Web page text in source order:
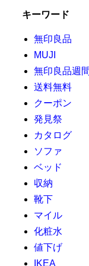
キーワード
無印良品
MUJI
無印良品週間
送料無料
クーポン
発見祭
カタログ
ソファ
ベッド
収納
靴下
マイル
化粧水
値下げ
IKEA